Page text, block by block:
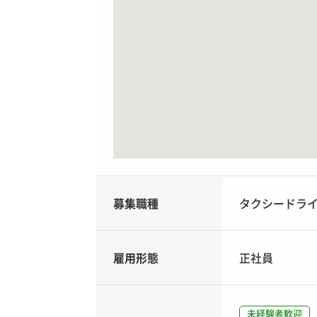
募集職種 タクシードラ
雇用形態 正社員
未経験者歓迎